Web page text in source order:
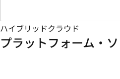
ハイブリッドクラウド
プラットフォーム・